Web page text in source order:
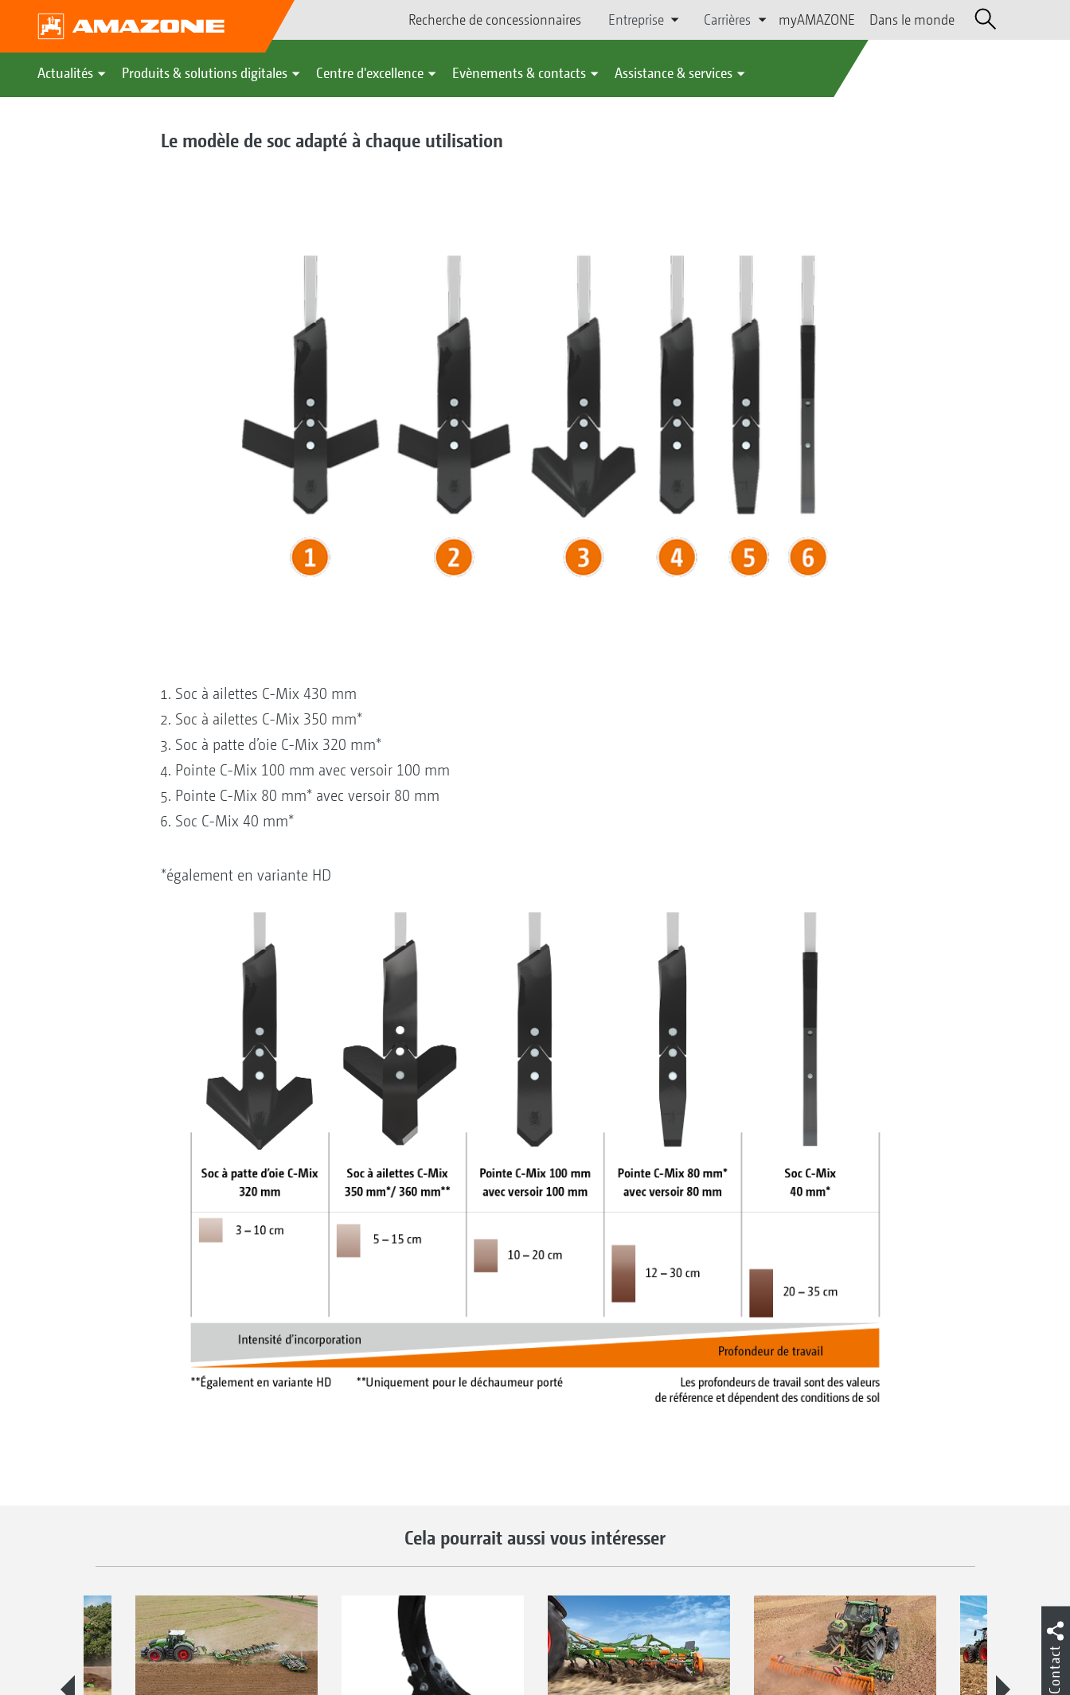
Recherche de concessionnaires Entreprise Carrières myAMAZONE Dans le monde
Actualités Produits & solutions digitales Centre d'excellence Evènements & contacts Assistance & services
Le modèle de soc adapté à chaque utilisation
Soc à ailettes C-Mix 430 mm
Soc à ailettes C-Mix 350 mm*
Soc à patte d’oie C-Mix 320 mm*
Pointe C-Mix 100 mm avec versoir 100 mm
Pointe C-Mix 80 mm* avec versoir 80 mm
Soc C-Mix 40 mm*
*également en variante HD
Cela pourrait aussi vous intéresser
Contact